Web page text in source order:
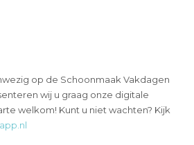
op de Schoonmaak Vakdagen
wij u graag onze digitale
welkom! Kunt u niet wachten? Kijk